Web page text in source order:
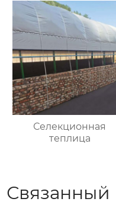
Селекционная
теплица
Связанный